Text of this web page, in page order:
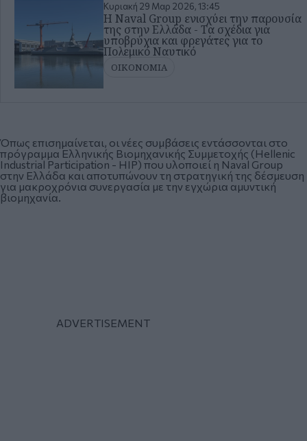
Κυριακή 29 Μαρ 2026, 13:45
Η Naval Group ενισχύει την παρουσία
της στην Ελλάδα - Τα σχέδια για
υποβρύχια και φρεγάτες για το
Πολεμικό Ναυτικό
ΟΙΚΟΝΟΜΙΑ
Όπως επισημαίνεται, οι νέες συμβάσεις εντάσσονται στο
πρόγραμμα Ελληνικής Βιομηχανικής Συμμετοχής (Hellenic
Industrial Participation - HIP) που υλοποιεί η Naval Group
στην Ελλάδα και αποτυπώνουν τη στρατηγική της δέσμευση
για μακροχρόνια συνεργασία με την εγχώρια αμυντική
βιομηχανία.